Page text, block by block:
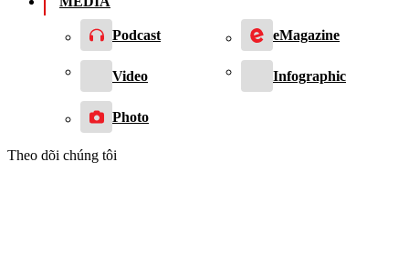
Podcast eMagazine
Video Infographic
Photo
Theo dõi chúng tôi